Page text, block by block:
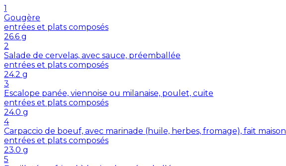
1
Gougère
entrées et plats composés
26.6 g
2
Salade de cervelas, avec sauce, préemballée
entrées et plats composés
24.2 g
3
Escalope panée, viennoise ou milanaise, poulet, cuite
entrées et plats composés
24.0 g
4
Carpaccio de boeuf, avec marinade (huile, herbes, fromage), fait maison
entrées et plats composés
23.0 g
5